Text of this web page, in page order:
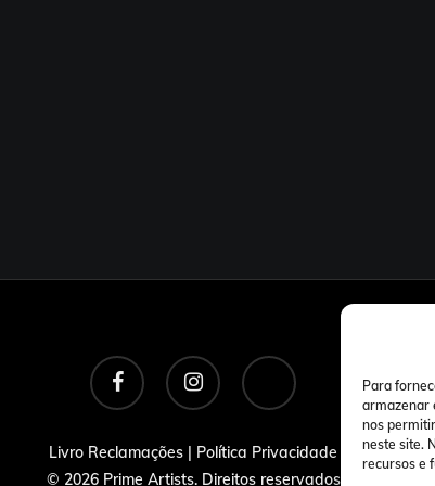
Para
armazenar
nos
neste site.
recursos e
facebook instagram tiktok
Livro Reclamações | Política Privacidade
© 2026 Prime Artists. Direitos reservados